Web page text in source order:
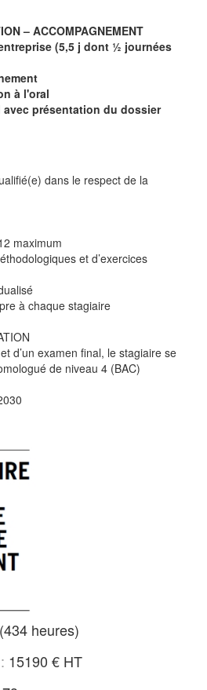
– ACCOMPAGNEMENT
(5,5 j dont ½ journées
à l'oral
avec présentation du dossier
dans le respect de la
maximum
et d’exercices
à chaque stagiaire
d’un examen final, le stagiaire se
de niveau 4 (BAC)
heures)
15190 € HT